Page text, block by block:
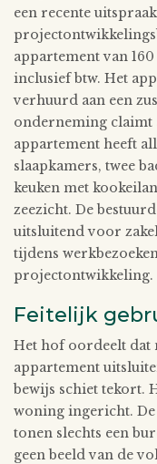
een recente
appartement van
inclusief btw. Het
verhuurd aan een
onderneming claimt
appartement heeft
slaapkamers, twee
keuken met
zeezicht. De
uitsluitend voor
tijdens
projectontwikkeling.
Feitelijk
Het hof oordeelt dat
appartement
bewijs schiet tekort.
woning ingericht.
tonen slechts een
geen beeld van de